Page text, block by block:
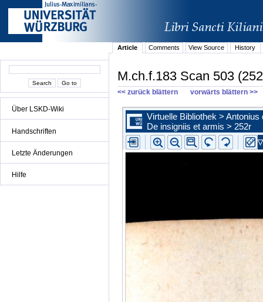
Über LSKD-Wiki
Handschriften
Letzte Änderungen
Hilfe
Article Comments View Source History
M.ch.f.183 Scan 503
<< zurück blättern vorwärts blättern >>